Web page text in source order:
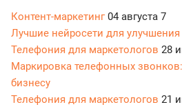
Контент-маркетинг04 августа 7
Лучшие нейросети для улучшения
Телефония для маркетологов 28
Маркировка телефонных
бизнесу
Телефония для маркетологов 21